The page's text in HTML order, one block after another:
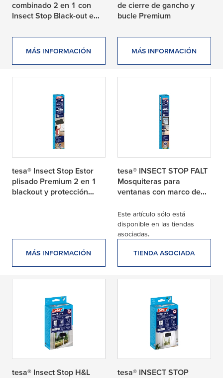
combinado 2 en 1 con
Insect Stop Black-out e
MÁS INFORMACIÓN
de cierre de gancho y
bucle Premium
MÁS INFORMACIÓN
tesa® Insect Stop Estor
plisado Premium 2 en 1
blackout y protección
MÁS INFORMACIÓN
tesa® INSECT STOP FALT
Mosquiteras para
ventanas con marco de
extensibles
Este artículo sólo está
disponible en las tiendas
asociadas.
TIENDA ASOCIADA
tesa® Insect Stop H&L tesa® INSECT STOP